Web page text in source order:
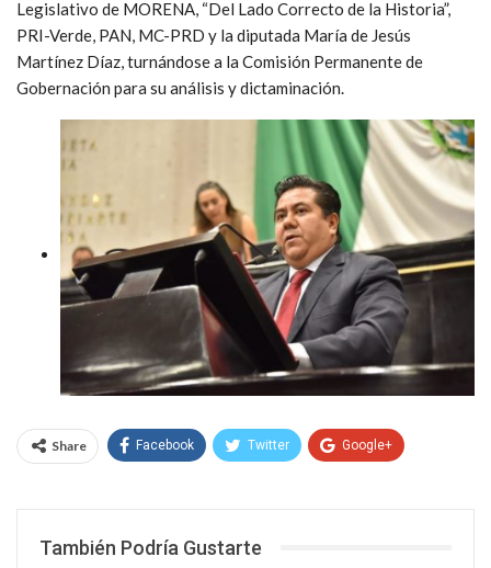
Legislativo de MORENA, “Del Lado Correcto de la Historia”,
PRI-Verde, PAN, MC-PRD y la diputada María de Jesús
Martínez Díaz, turnándose a la Comisión Permanente de
Gobernación para su análisis y dictaminación.
Share Facebook Twitter Google+
También Podría Gustarte